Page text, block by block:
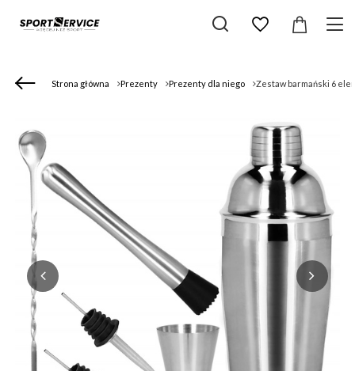
Strona główna Prezenty Prezenty dla niego Zestaw barmański 6